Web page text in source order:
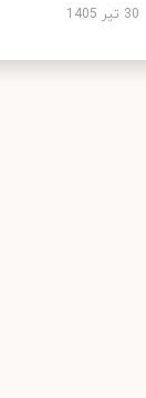
30 تیر 1405